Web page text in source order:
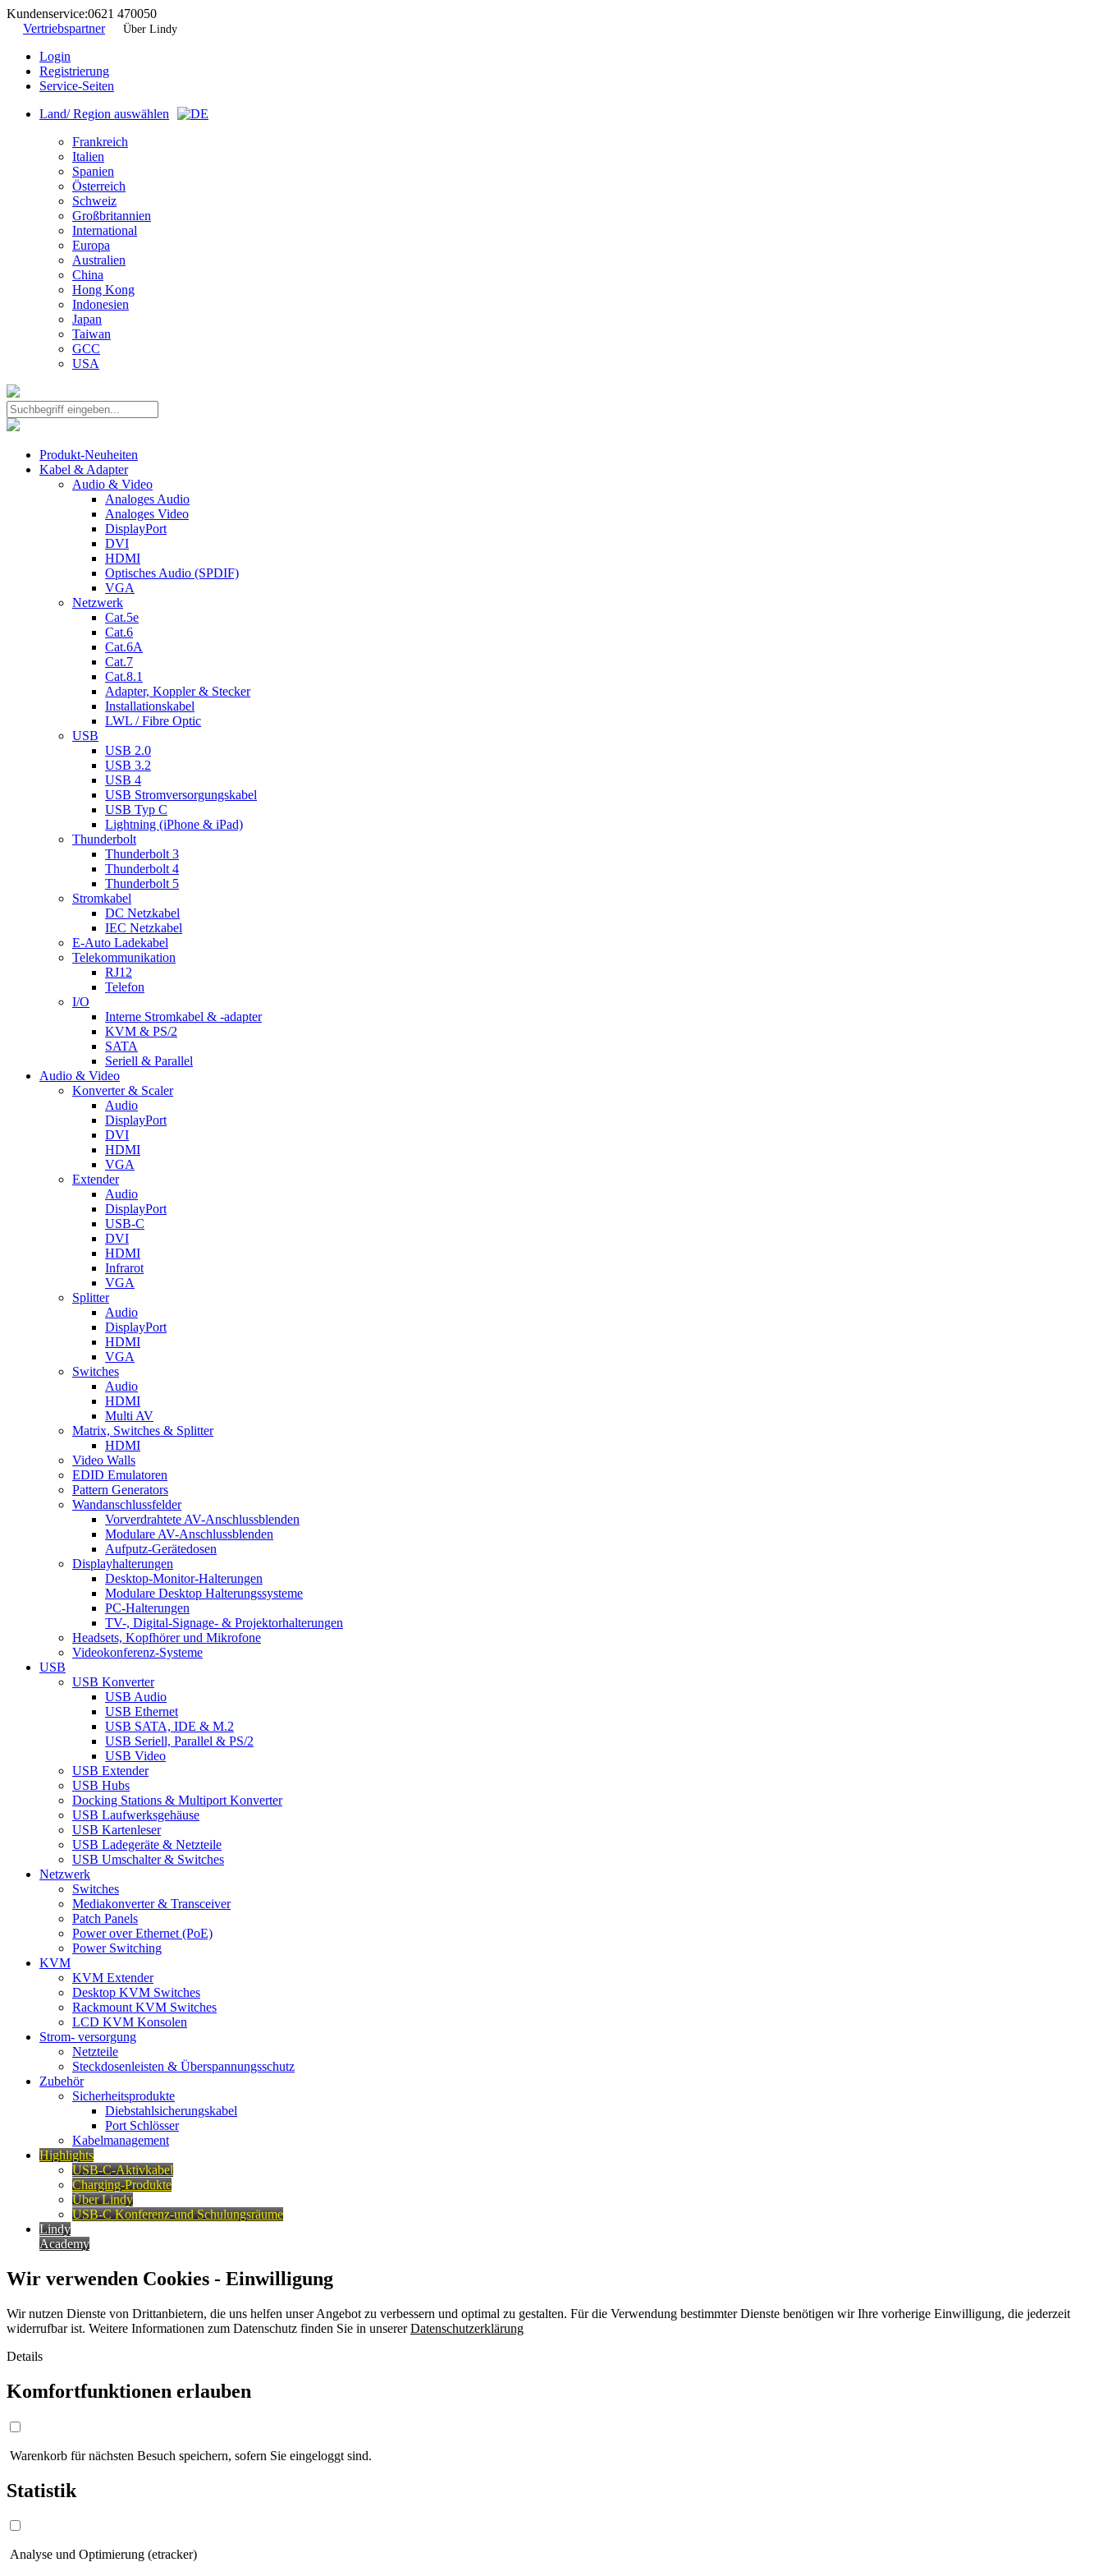
Kundenservice:0621 470050
Vertriebspartner
Über Lindy
Login
Registrierung
Service-Seiten
Land/ Region auswählen
Frankreich
Italien
Spanien
Österreich
Schweiz
Großbritannien
International
Europa
Australien
China
Hong Kong
Indonesien
Japan
Taiwan
GCC
USA
Produkt-Neuheiten
Kabel & Adapter
Audio & Video
Analoges Audio
Analoges Video
DisplayPort
DVI
HDMI
Optisches Audio (SPDIF)
VGA
Netzwerk
Cat.5e
Cat.6
Cat.6A
Cat.7
Cat.8.1
Adapter, Koppler & Stecker
Installationskabel
LWL / Fibre Optic
USB
USB 2.0
USB 3.2
USB 4
USB Stromversorgungskabel
USB Typ C
Lightning (iPhone & iPad)
Thunderbolt
Thunderbolt 3
Thunderbolt 4
Thunderbolt 5
Stromkabel
DC Netzkabel
IEC Netzkabel
E-Auto Ladekabel
Telekommunikation
RJ12
Telefon
I/O
Interne Stromkabel & -adapter
KVM & PS/2
SATA
Seriell & Parallel
Audio & Video
Konverter & Scaler
Audio
DisplayPort
DVI
HDMI
VGA
Extender
Audio
DisplayPort
USB-C
DVI
HDMI
Infrarot
VGA
Splitter
Audio
DisplayPort
HDMI
VGA
Switches
Audio
HDMI
Multi AV
Matrix, Switches & Splitter
HDMI
Video Walls
EDID Emulatoren
Pattern Generators
Wandanschlussfelder
Vorverdrahtete AV-Anschlussblenden
Modulare AV-Anschlussblenden
Aufputz-Gerätedosen
Displayhalterungen
Desktop-Monitor-Halterungen
Modulare Desktop Halterungssysteme
PC-Halterungen
TV-, Digital-Signage- & Projektorhalterungen
Headsets, Kopfhörer und Mikrofone
Videokonferenz-Systeme
USB
USB Konverter
USB Audio
USB Ethernet
USB SATA, IDE & M.2
USB Seriell, Parallel & PS/2
USB Video
USB Extender
USB Hubs
Docking Stations & Multiport Konverter
USB Laufwerksgehäuse
USB Kartenleser
USB Ladegeräte & Netzteile
USB Umschalter & Switches
Netzwerk
Switches
Mediakonverter & Transceiver
Patch Panels
Power over Ethernet (PoE)
Power Switching
KVM
KVM Extender
Desktop KVM Switches
Rackmount KVM Switches
LCD KVM Konsolen
Strom- versorgung
Netzteile
Steckdosenleisten & Überspannungsschutz
Zubehör
Sicherheitsprodukte
Diebstahlsicherungskabel
Port Schlösser
Kabelmanagement
Highlights
USB-C-Aktivkabel
Charging-Produkte
Über Lindy
USB-C Konferenz-und Schulungsräume
Lindy
Academy
Wir verwenden Cookies - Einwilligung
Wir nutzen Dienste von Drittanbietern, die uns helfen unser Angebot zu verbessern und optimal zu gestalten. Für die Verwendung bestimmter Dienste benötigen wir Ihre vorherige Einwilligung, die jederzeit
widerrufbar ist. Weitere Informationen zum Datenschutz finden Sie in unsererDatenschutzerklärung
Details
Komfortfunktionen erlauben
Warenkorb für nächsten Besuch speichern, sofern Sie eingeloggt sind.
Statistik
Analyse und Optimierung (etracker)